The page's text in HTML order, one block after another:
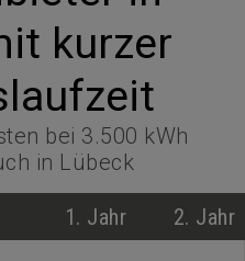
kurzer
bei 3.500 kWh
in Lübeck
1. Jahr
2. Jahr